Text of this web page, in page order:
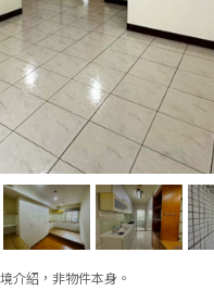
介紹，非物件本身。